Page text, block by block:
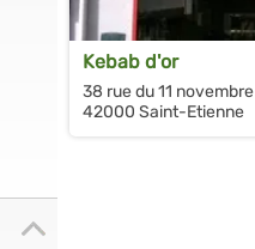
Kebab d'or
38 rue du 11 novembre
42000 Saint-Etienne